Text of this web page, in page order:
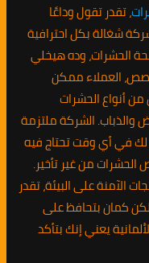
، تقدر تقول وداعًا
شغالة بكل احترافية
الحشرات، وده هيخلي
العملاء ممكن
أنواع الحشرات
والذباب. الشركة ملتزمة
متاح لك في أي وقت تحتاج فيه
من غير تأخير.
الآمنة على البيئة، تقدر
كمان بتحافظ على
يعني إنك بتأكد